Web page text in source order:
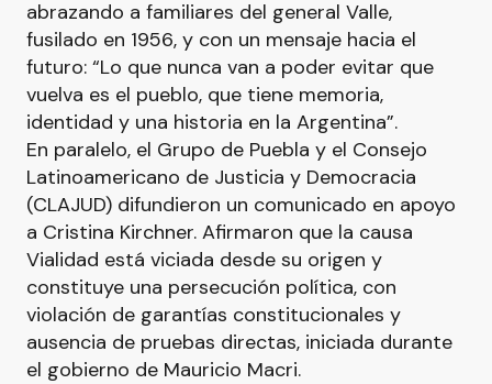
abrazando a familiares del general Valle,
fusilado en 1956, y con un mensaje hacia el
futuro: “Lo que nunca van a poder evitar que
vuelva es el pueblo, que tiene memoria,
identidad y una historia en la Argentina”.
En paralelo, el Grupo de Puebla y el Consejo
Latinoamericano de Justicia y Democracia
(CLAJUD) difundieron un comunicado en apoyo
a Cristina Kirchner. Afirmaron que la causa
Vialidad está viciada desde su origen y
constituye una persecución política, con
violación de garantías constitucionales y
ausencia de pruebas directas, iniciada durante
el gobierno de Mauricio Macri.